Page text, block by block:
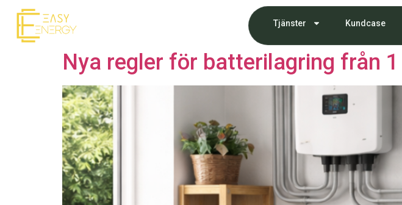
Tjänster Kundcase
Kategori: Uncategorized
Nya regler för batterilagring från